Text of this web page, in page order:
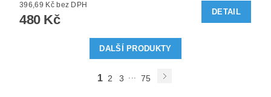
396,69 Kč bez DPH
480 Kč
DETAIL
DALŠÍ PRODUKTY
1 2 3 75